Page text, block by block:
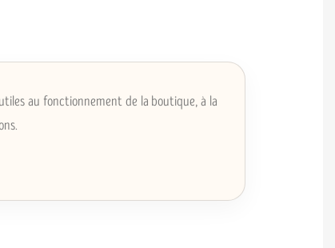
au fonctionnement de la boutique, à la